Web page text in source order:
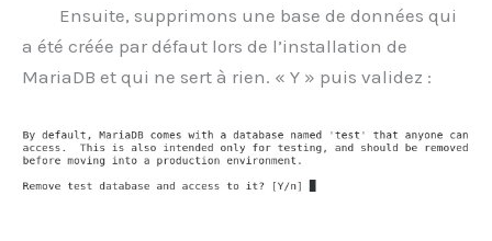
Ensuite, supprimons une base de données qui
a été créée par défaut lors de l’installation de
MariaDB et qui ne sert à rien. « Y » puis validez :